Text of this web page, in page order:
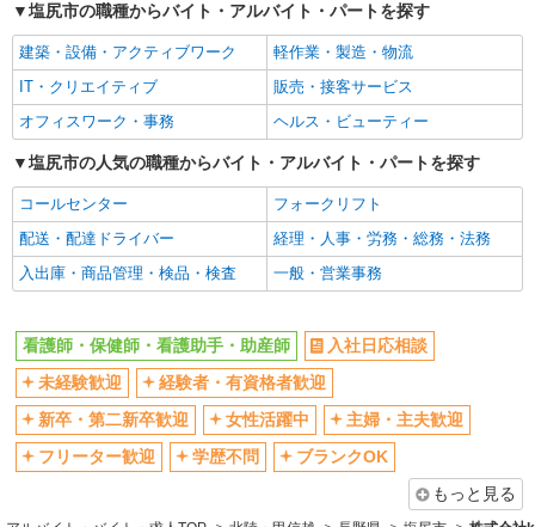
交通費支給
社会保険あり
産休・育休取得実績あり
塩尻市の職種からバイト・アルバイト・パートを探す
建築・設備・アクティブワーク
軽作業・製造・物流
IT・クリエイティブ
販売・接客サービス
オフィスワーク・事務
ヘルス・ビューティー
塩尻市の人気の職種からバイト・アルバイト・パートを探す
コールセンター
フォークリフト
配送・配達ドライバー
経理・人事・労務・総務・法務
入出庫・商品管理・検品・検査
一般・営業事務
看護師・保健師・看護助手・助産師
入社日応相談
未経験歓迎
経験者・有資格者歓迎
新卒・第二新卒歓迎
女性活躍中
主婦・主夫歓迎
フリーター歓迎
学歴不問
ブランクOK
もっと見る